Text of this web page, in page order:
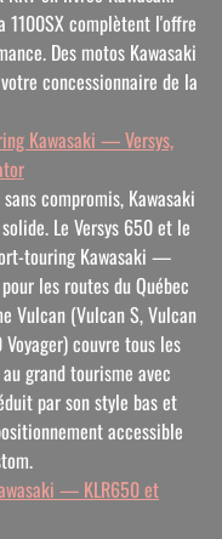
1100SX complètent l'offre
Des motos Kawasaki
concessionnaire de la
Kawasaki — Versys,
compromis, Kawasaki
Le Versys 650 et le
touring Kawasaki —
les routes du Québec
Vulcan (Vulcan S, Vulcan
couvre tous les
grand tourisme avec
par son style bas et
accessible
— KLR650 et